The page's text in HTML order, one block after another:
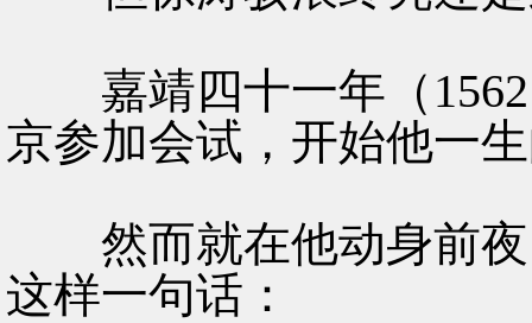
嘉靖四十一年（1562
京参加会试，开始他一
然而就在他动身前夜
这样一句话：